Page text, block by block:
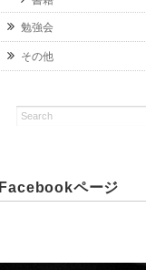
勉強会
その他
Facebookページ